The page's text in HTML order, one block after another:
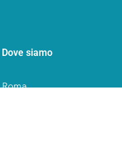
Dove siamo
Roma